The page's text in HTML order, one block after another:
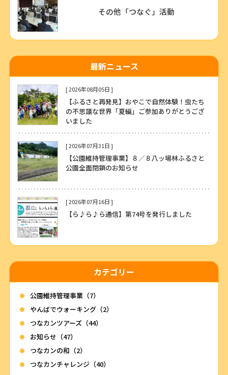
その他「つなぐ」活動
最新ニュース
[ 2026年08月05日 ]
【ふるさと再発見】おやこで自然体験！虫たち
の不思議な世界「夏編」ご参加ありがとうござ
いました
[ 2026年07月31日 ]
【公園維持管理事業】８／８八ッ場林ふるさと
公園全面閉鎖のお知らせ
[ 2026年07月16日 ]
【ら♪ら♪ら通信】第74号を発行しました
カテゴリー
公園維持管理事業（7）
やんばでウォーキング（2）
つなカンツアーズ（44）
お知らせ（47）
つなカンの和（2）
つなカンチャレンジ（40）